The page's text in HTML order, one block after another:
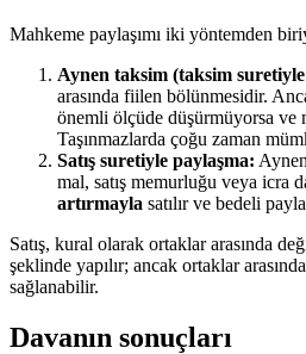
Mahkeme paylaşımı iki yöntemden
Aynen taksim (taksim
arasında fiilen bölünmesidir.
önemli ölçüde düşürmüyorsa ve
Taşınmazlarda çoğu zaman
Satış suretiyle paylaşma:
mal, satış memurluğu veya icra
artırmayla satılır ve bedeli
Satış, kural olarak ortaklar arasında
şeklinde yapılır; ancak ortaklar
sağlanabilir.
Davanın sonuçları